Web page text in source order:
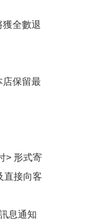
全數退
店保留最
> 形式寄
直接向客
息通知